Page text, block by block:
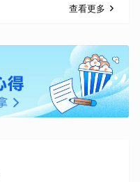
查看更多